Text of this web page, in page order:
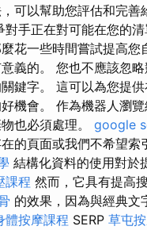
可以幫助您評估和完善
手正在對可能在您的
花一些時間嘗試提高您
義的。 您也不應該忽
鍵字。 這可以為您提
機會。 作為機器人瀏
也必須處理。 google
的頁面或我們不希望索
結構化資料的使用對於
課程 然而，它具有提高
的效果，因為與經典文
體按摩課程 SERP 草屯